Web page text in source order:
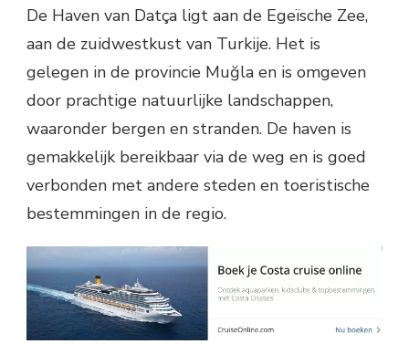
De Haven van Datça ligt aan de Egeïsche Zee,
aan de zuidwestkust van Turkije. Het is
gelegen in de provincie Muğla en is omgeven
door prachtige natuurlijke landschappen,
waaronder bergen en stranden. De haven is
gemakkelijk bereikbaar via de weg en is goed
verbonden met andere steden en toeristische
bestemmingen in de regio.